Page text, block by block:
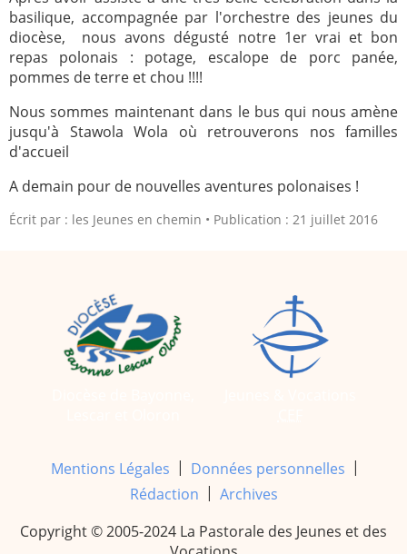
Recherche
basilique, accompagnée par l'orchestre des jeunes du
diocèse, nous avons dégusté notre 1er vrai et bon
repas polonais : potage, escalope de porc panée,
pommes de terre et chou !!!!
Nous sommes maintenant dans le bus qui nous amène
jusqu'à Stawola Wola où retrouverons nos familles
d'accueil
A demain pour de nouvelles aventures polonaises !
Écrit par : les Jeunes en chemin Publication : 21 juillet 2016
Mentions Légales | Données personnelles |
Rédaction | Archives
Copyright © 2005-2024 La Pastorale des Jeunes et des